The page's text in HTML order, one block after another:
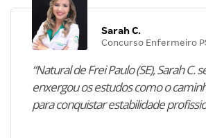
Sarah C.
Concurso Enfermeiro
“Natural de Frei Paulo (SE), Sarah C.
enxergou os estudos como o
para conquistar estabilidade